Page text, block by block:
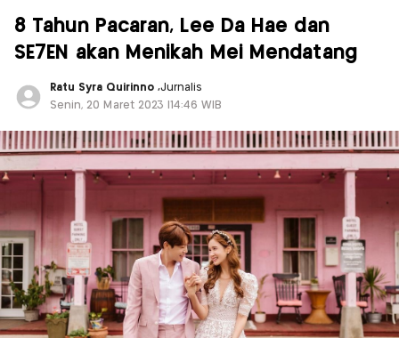
8 Tahun Pacaran, Lee Da Hae dan
SE7EN akan Menikah Mei Mendatang
Ratu Syra Quirinno ,Jurnalis
Senin, 20 Maret 2023 |14:46 WIB